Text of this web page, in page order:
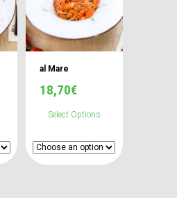
al Mare
18,70€
Select Options